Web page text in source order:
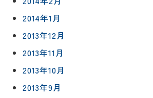
2014年1月
2013年12月
2013年11月
2013年10月
2013年9月